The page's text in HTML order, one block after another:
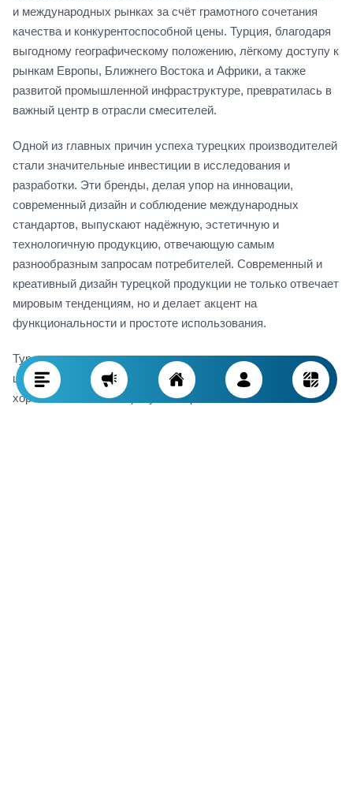
и международных рынках за счёт грамотного сочетания
качества и конкурентоспособной цены. Турция, благодаря
выгодному географическому положению, лёгкому доступу к
рынкам Европы, Ближнего Востока и Африки, а также
развитой промышленной инфраструктуре, превратилась в
важный центр в отрасли смесителей.
Одной из главных причин успеха турецких производителей
стали значительные инвестиции в исследования и
разработки. Эти бренды, делая упор на инновации,
современный дизайн и соблюдение международных
стандартов, выпускают надёжную, эстетичную и
технологичную продукцию, отвечающую самым
разнообразным запросам потребителей. Современный и
креативный дизайн турецкой продукции не только отвечает
мировым тенденциям, но и делает акцент на
функциональности и простоте использования.
Турецкие смесители, как правило, позиционируются в
ценовом сегменте, доступном покупателям, ищущим
хорошее качество по разумной цене. Такое оптимальное